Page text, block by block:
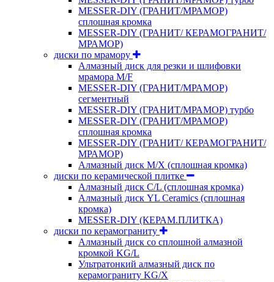
MESSER-DIY (ГРАНИТ/МРАМОР)
сплошная кромка
MESSER-DIY (ГРАНИТ/ КЕРАМОГРАНИТ/
МРАМОР)
диски по мрамору
Алмазный диск для резки и шлифовки
мрамора M/F
MESSER-DIY (ГРАНИТ/МРАМОР)
сегментный
MESSER-DIY (ГРАНИТ/МРАМОР) турбо
MESSER-DIY (ГРАНИТ/МРАМОР)
сплошная кромка
MESSER-DIY (ГРАНИТ/ КЕРАМОГРАНИТ/
МРАМОР)
Алмазный диск M/X (сплошная кромка)
диски по керамической плитке
Алмазный диск C/L (сплошная кромка)
Алмазный диск YL Ceramics (сплошная
кромка)
MESSER-DIY (КЕРАМ.ПЛИТКА)
диски по керамограниту
Алмазный диск со сплошной алмазной
кромкой KG/L
Ультратонкий алмазный диск по
керамограниту KG/X